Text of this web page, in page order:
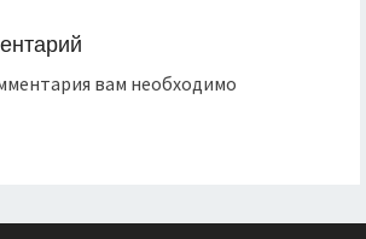
вам необходимо